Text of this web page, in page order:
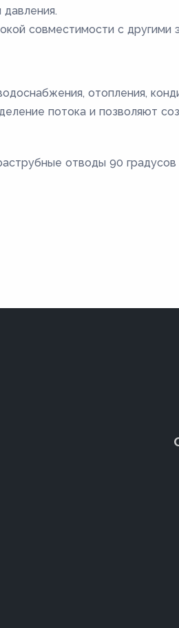
совместимости с другими
отопления,
потока и позволяют
отводы 90